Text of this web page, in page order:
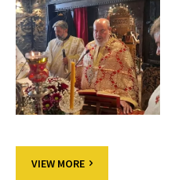
VIEW MORE